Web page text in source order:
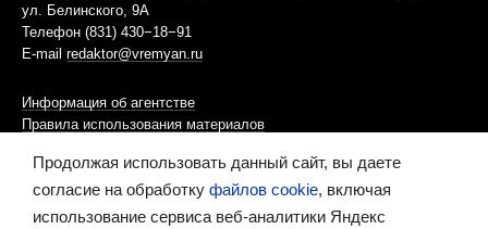
ул. Белинского, 9А
Телефон (831) 430−18−91
E-mail redaktor@vremyan.ru
Информация об агентстве
Правила использования материалов
Информационная политика использования «cookies»-файлов
Ресурс содержит материалы 16+
Продолжая использовать данный сайт, вы даете
согласие на обработку файлов cookie, включая
использование сервиса веб-аналитики Яндекс